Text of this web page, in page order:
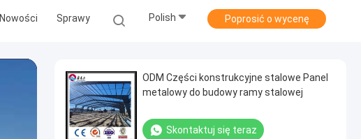
Nowości Sprawy Polish Poprosić o wycenę
ODM Części konstrukcyjne stalowe Panel
metalowy do budowy ramy stalowej
Skontaktuj się teraz